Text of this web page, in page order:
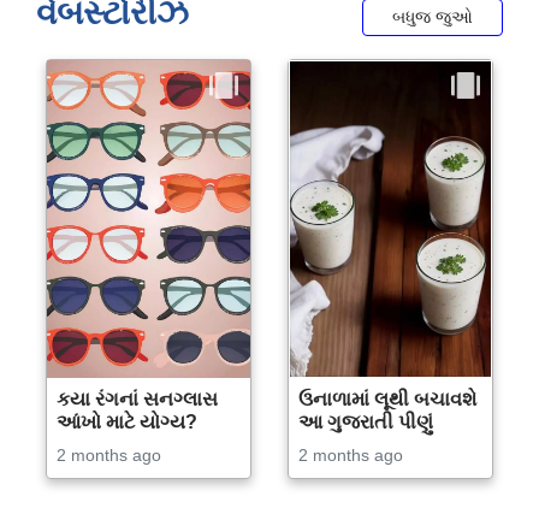
વેબસ્ટોરીઝ બધુજ જુઓ
કયા રંગનાં સનગ્લાસ
આંખો માટે યોગ્ય?
2 months ago
ઉનાળામાં લૂથી બચાવશે
આ ગુજરાતી પીણું
2 months ago